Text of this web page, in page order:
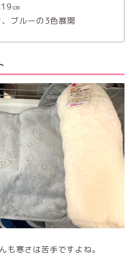
㎝
ブルーの3色展開
も寒さは苦手ですよね。